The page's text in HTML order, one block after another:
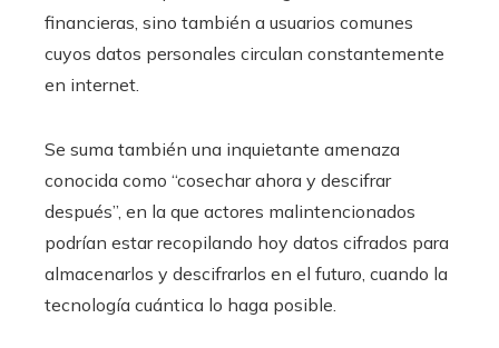
financieras, sino también a usuarios comunes
cuyos datos personales circulan constantemente
en internet.
Se suma también una inquietante amenaza
conocida como “cosechar ahora y descifrar
después”, en la que actores malintencionados
podrían estar recopilando hoy datos cifrados para
almacenarlos y descifrarlos en el futuro, cuando la
tecnología cuántica lo haga posible.